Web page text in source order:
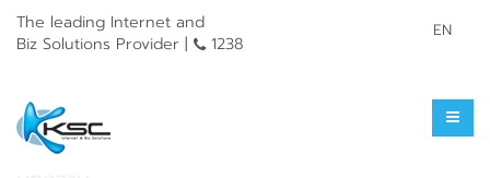
The leading Internet and
Biz Solutions Provider |
1238
EN
ศูนย์รวมความรู้